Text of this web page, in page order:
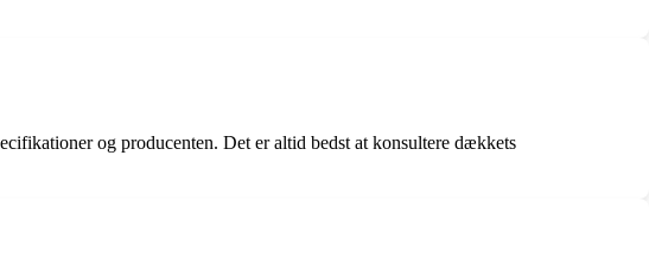
og producenten. Det er altid bedst at konsultere dækkets